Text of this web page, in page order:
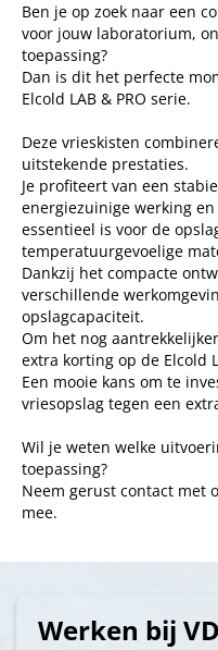
Ben je op zoek naar een
voor jouw laboratorium,
toepassing?
Dan is dit het perfecte
Elcold LAB & PRO serie.
Deze vrieskisten
uitstekende prestaties.
Je profiteert van een
energiezuinige werking
essentieel is voor de
temperatuurgevoelige
Dankzij het compacte
verschillende
opslagcapaciteit.
Om het nog
extra korting op de Elcold
Een mooie kans om te
vriesopslag tegen een
Wil je weten welke
toepassing?
Neem gerust contact met
mee.
Werken bij